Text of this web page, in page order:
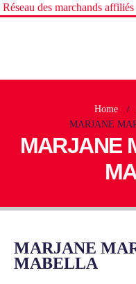
Réseau des marchands affiliés
Home
MARJANE
MARJANE
MARJANE
MABELLA